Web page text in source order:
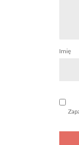
Imię